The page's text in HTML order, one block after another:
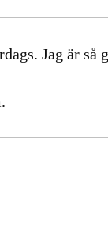
Jag är